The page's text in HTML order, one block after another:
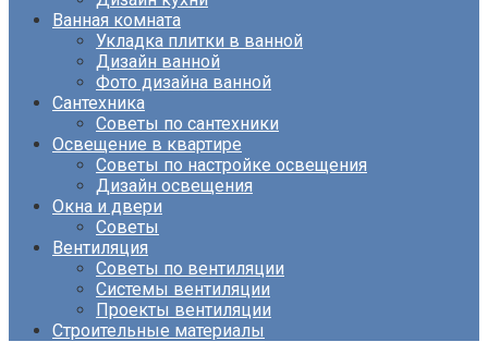
Ванная комната
Укладка плитки в ванной
Дизайн ванной
Фото дизайна ванной
Сантехника
Советы по сантехники
Освещение в квартире
Советы по настройке освещения
Дизайн освещения
Окна и двери
Советы
Вентиляция
Советы по вентиляции
Системы вентиляции
Проекты вентиляции
Строительные материалы